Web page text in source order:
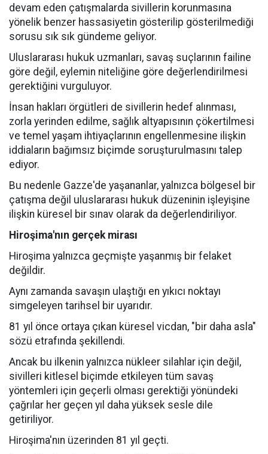
devam eden çatışmalarda sivillerin korunmasına
yönelik benzer hassasiyetin gösterilip gösterilmediği
sorusu sık sık gündeme geliyor.
Uluslararası hukuk uzmanları, savaş suçlarının failine
göre değil, eylemin niteliğine göre değerlendirilmesi
gerektiğini vurguluyor.
İnsan hakları örgütleri de sivillerin hedef alınması,
zorla yerinden edilme, sağlık altyapısının çökertilmesi
ve temel yaşam ihtiyaçlarının engellenmesine ilişkin
iddiaların bağımsız biçimde soruşturulmasını talep
ediyor.
Bu nedenle Gazze'de yaşananlar, yalnızca bölgesel bir
çatışma değil uluslararası hukuk düzeninin işleyişine
ilişkin küresel bir sınav olarak da değerlendiriliyor.
Hiroşima'nın gerçek mirası
Hiroşima yalnızca geçmişte yaşanmış bir felaket
değildir.
Aynı zamanda savaşın ulaştığı en yıkıcı noktayı
simgeleyen tarihsel bir uyarıdır.
81 yıl önce ortaya çıkan küresel vicdan, "bir daha asla"
sözü etrafında şekillendi.
Ancak bu ilkenin yalnızca nükleer silahlar için değil,
sivilleri kitlesel biçimde etkileyen tüm savaş
yöntemleri için geçerli olması gerektiği yönündeki
çağrılar her geçen yıl daha yüksek sesle dile
getiriliyor.
Hiroşima'nın üzerinden 81 yıl geçti.